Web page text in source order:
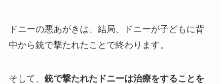
ドニーの悪あがきは、結局、ドニーが子どもに背
中から銃で撃たれたことで終わります。
そして、 銃で撃たれたドニーは治療をすることを